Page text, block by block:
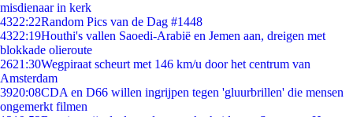
misdienaar in kerk
4322:22Random Pics van de Dag #1448
4322:19Houthi's vallen Saoedi-Arabië en Jemen aan, dreigen met
blokkade olieroute
2621:30Wegpiraat scheurt met 146 km/u door het centrum van
Amsterdam
3920:08CDA en D66 willen ingrijpen tegen 'gluurbrillen' die mensen
ongemerkt filmen